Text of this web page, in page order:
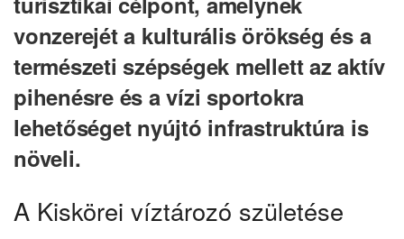
vonzerejét a kulturális örökség és a
természeti szépségek mellett az aktív
pihenésre és a vízi sportokra
lehetőséget nyújtó infrastruktúra is
növeli.
A Kiskörei víztározó születése